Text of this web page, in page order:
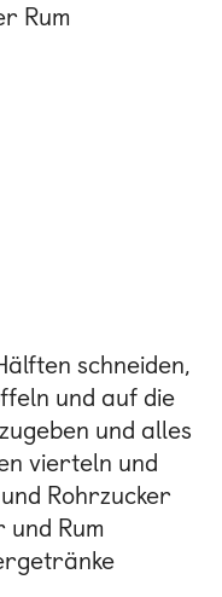
Rum
schneiden,
und auf die
und alles
vierteln und
Rohrzucker
Rum